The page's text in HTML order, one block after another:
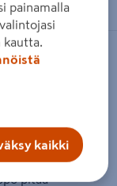
Materiaali
pitää
painamalla
kautta.
kaikki